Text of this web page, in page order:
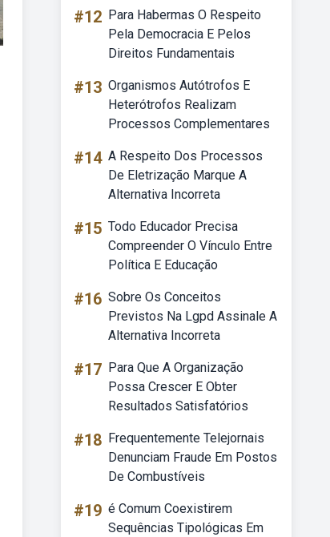
#12 Para Habermas O Respeito
Pela Democracia E Pelos
Direitos Fundamentais
#13 Organismos Autótrofos E
Heterótrofos Realizam
Processos Complementares
#14 A Respeito Dos Processos
De Eletrização Marque A
Alternativa Incorreta
#15 Todo Educador Precisa
Compreender O Vínculo Entre
Política E Educação
#16 Sobre Os Conceitos
Previstos Na Lgpd Assinale A
Alternativa Incorreta
#17 Para Que A Organização
Possa Crescer E Obter
Resultados Satisfatórios
#18 Frequentemente Telejornais
Denunciam Fraude Em Postos
De Combustíveis
#19 é Comum Coexistirem
Sequências Tipológicas Em